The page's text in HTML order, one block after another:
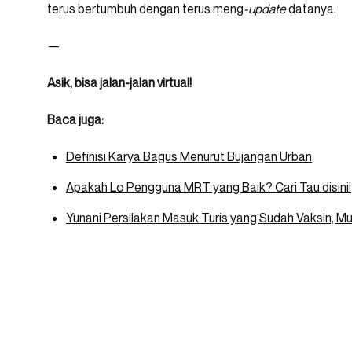
terus bertumbuh dengan terus meng-updatedatanya.
—
Asik, bisa jalan-jalan virtual!
Baca juga:
Definisi Karya Bagus Menurut Bujangan Urban
Apakah Lo Pengguna MRT yang Baik? Cari Tau disini!
Yunani Persilakan Masuk Turis yang Sudah Vaksin,